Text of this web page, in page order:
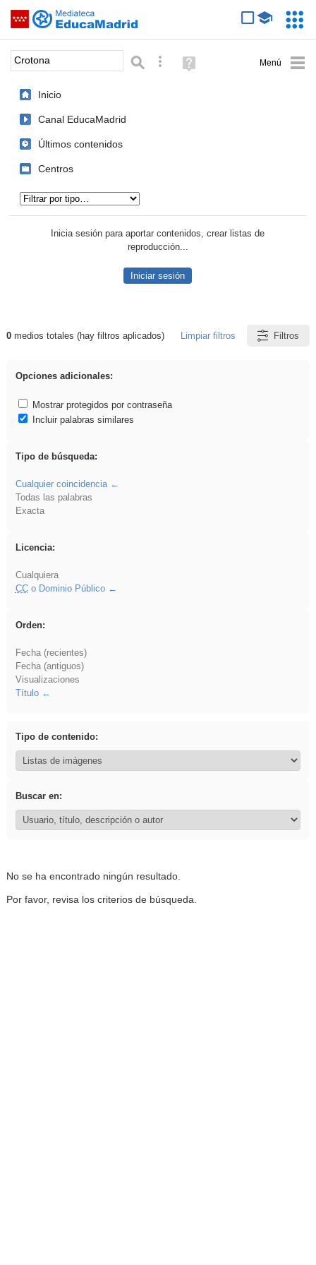
Saltar navegación
Palabra o frase: Búsqueda avanzada
Ayuda
(en
Inicio
Canal EducaMadrid
Últimos contenidos
Centros
Inicia sesión para aportar contenidos, crear listas de
reproducción...
Iniciar sesión
Resultados de: Crotona
0medios totales (hay filtros aplicados) Limpiar filtros Filtros
Opciones adicionales:
Mostrar protegidos por contraseña
Incluir palabras similares
Tipo de búsqueda:
Cualquier coincidencia
Todas las palabras
Exacta
Licencia:
Cualquiera
CCo Dominio Público
Orden:
Fecha (recientes)
Fecha (antiguos)
Visualizaciones
Título
Tipo de contenido:
Buscar en:
No se ha encontrado ningún resultado.
Por favor, revisa los criterios de búsqueda.